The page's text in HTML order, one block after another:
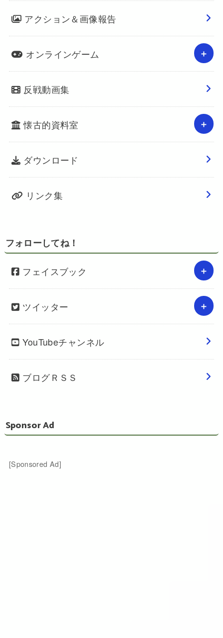
アクション＆画像報告
オンラインゲーム
反戦動画集
懐古的資料室
ダウンロード
リンク集
フォローしてね！
フェイスブック
ツイッター
YouTubeチャンネル
ブログＲＳＳ
Sponsor Ad
[Sponsored Ad]